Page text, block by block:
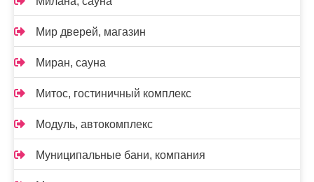
Мир дверей, магазин
Миран, сауна
Митос, гостиничный комплекс
Модуль, автокомплекс
Муниципальные бани, компания